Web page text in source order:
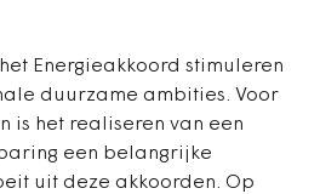
Energieakkoord stimuleren
duurzame ambities. Voor
is het realiseren van een
een belangrijke
uit deze akkoorden. Op